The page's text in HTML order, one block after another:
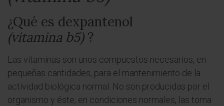
¿Qué es dexpantenol
(vitamina b5) ?
Las vitaminas son unos compuestos necesarios, en
pequeñas cantidades, para el mantenimiento de la
actividad biológica normal. No son producidas por el
organismo y éste, en condiciones normales, las toma